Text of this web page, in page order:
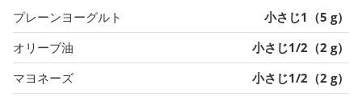
プレーンヨーグルト
小さじ1（5 g）
オリーブ油
小さじ1/2（2 g）
マヨネーズ
小さじ1/2（2 g）